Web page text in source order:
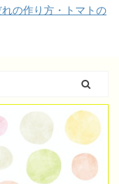
れの作り方・トマトの